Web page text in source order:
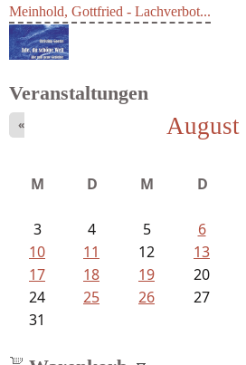
Meinhold, Gottfried - Lachverbot...
Veranstaltungen
August
«
M D M D
3
4 5 6
10
11 12 13
17
18 19 20
24
25 26 27
31